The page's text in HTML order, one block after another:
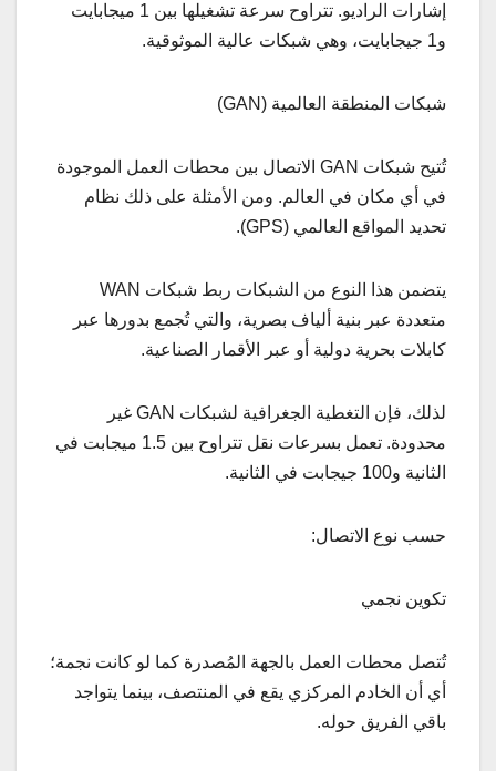
إشارات الراديو. تتراوح سرعة تشغيلها بين 1 ميجابايت
و1 جيجابايت، وهي شبكات عالية الموثوقية.
شبكات المنطقة العالمية (GAN)
تُتيح شبكات GAN الاتصال بين محطات العمل الموجودة
في أي مكان في العالم. ومن الأمثلة على ذلك نظام
تحديد المواقع العالمي (GPS).
يتضمن هذا النوع من الشبكات ربط شبكات WAN
متعددة عبر بنية ألياف بصرية، والتي تُجمع بدورها عبر
كابلات بحرية دولية أو عبر الأقمار الصناعية.
لذلك، فإن التغطية الجغرافية لشبكات GAN غير
محدودة. تعمل بسرعات نقل تتراوح بين 1.5 ميجابت في
الثانية و100 جيجابت في الثانية.
حسب نوع الاتصال:
تكوين نجمي
تُتصل محطات العمل بالجهة المُصدرة كما لو كانت نجمة؛
أي أن الخادم المركزي يقع في المنتصف، بينما يتواجد
باقي الفريق حوله.